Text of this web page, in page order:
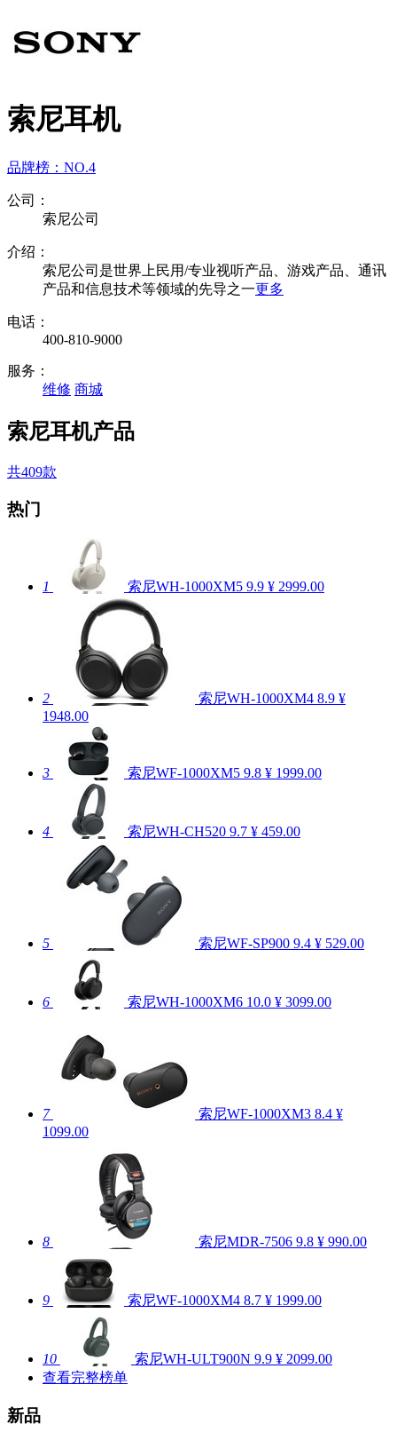
索尼耳机
品牌榜： NO.4
公司：
索尼公司
介绍：
索尼公司是世界上民用/专业视听产品、游戏产品、通讯
产品和信息技术等领域的先导之一更多
电话：
400-810-9000
服务：
维修 商城
索尼耳机产品
共409款
热门
1 索尼WH-1000XM5 9.9 ¥ 2999.00
2 索尼WH-1000XM4 8.9 ¥
1948.00
3 索尼WF-1000XM5 9.8 ¥ 1999.00
4 索尼WH-CH520 9.7 ¥ 459.00
5 索尼WF-SP900 9.4 ¥ 529.00
6 索尼WH-1000XM6 10.0 ¥ 3099.00
7 索尼WF-1000XM3 8.4 ¥
1099.00
8 索尼MDR-7506 9.8 ¥ 990.00
9 索尼WF-1000XM4 8.7 ¥ 1999.00
10 索尼WH-ULT900N 9.9 ¥ 2099.00
查看完整榜单
新品